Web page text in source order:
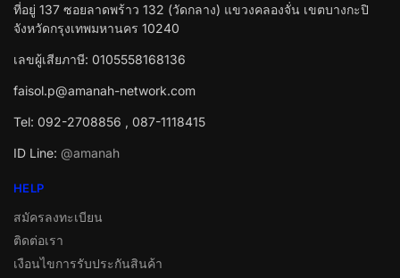
ที่อยู่ 137 ซอยลาดพร้าว 132 (วัดกลาง) แขวงคลองจั่น เขตบางกะปิ
จังหวัดกรุงเทพมหานคร 10240
เลขผู้เสียภาษี: 0105558168136
faisol.p@amanah-network.com
Tel: 092-2708856 , 087-1118415
ID Line: @amanah
HELP
สมัครลงทะเบียน
ติดต่อเรา
เงือนไขการรับประกันสินค้า